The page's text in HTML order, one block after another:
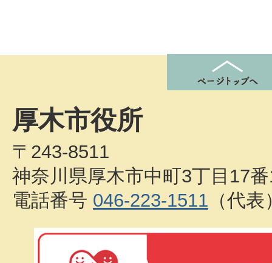
厚木市役所
〒243-8511
神奈川県厚木市中町3丁目17
電話番号 046-223-1511 （代表